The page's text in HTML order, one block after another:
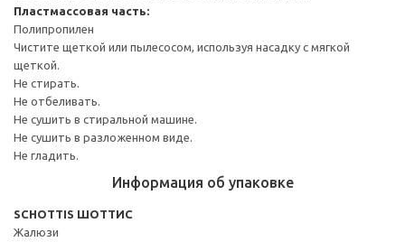
Пластмассовая часть:
Полипропилен
Чистите щеткой или пылесосом, используя насадку с мягкой
щеткой.
Не стирать.
Не отбеливать.
Не сушить в стиральной машине.
Не сушить в разложенном виде.
Не гладить.
Информация об упаковке
SCHOTTIS ШОТТИС
Жалюзи